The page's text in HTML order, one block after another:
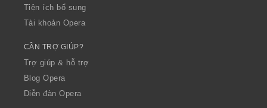
Tiện ích bổ sung
Tài khoản Opera
CẦN TRỢ GIÚP?
Trợ giúp & hỗ trợ
Blog Opera
Diễn đàn Opera